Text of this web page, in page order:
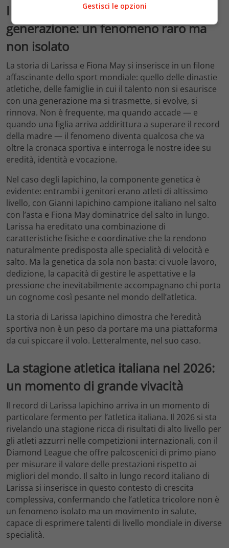
Il talento che passa di generazione in
generazione: un fenomeno raro ma
non isolato
La storia di Larissa e Fiona May si inserisce in un filone
affascinante dello sport mondiale: quello delle dinastie
atletiche, delle famiglie in cui il talento non si esaurisce
con una generazione ma si trasmette, si evolve, si
rinnova. Non è frequente, ma quando accade — e
quando una figlia arriva addirittura a superare il record
della madre — il fenomeno diventa qualcosa che va
oltre la cronaca sportiva e interroga le nostre idee su
eredità, identità e vocazione.
Nel caso degli Iapichino, la componente genetica è
evidente: entrambi i genitori erano atleti di altissimo
livello, con Gianni Iapichino campione italiano nel salto
con l’asta e Fiona May dominatrice del salto in lungo.
Larissa ha ereditato una combinazione di
caratteristiche fisiche e coordinative che la rendono
naturalmente predisposta alle specialità di velocità e
salto. Ma la genetica da sola non basta: ci vuole lavoro,
dedizione, la capacità di gestire le aspettative e la
pressione che inevitabilmente accompagnano chi porta
un cognome così pesante nel mondo dell’atletica.
La storia di Larissa Iapichino dimostra che l’eredità
sportiva non è un peso da portare ma una piattaforma
da cui spiccare il volo. Letteralmente, nel suo caso.
La stagione atletica italiana nel 2026:
un momento di grande vivacità
Il record di Larissa Iapichino arriva in un momento di
particolare fermento per l’atletica italiana. Il 2026 si sta
rivelando una stagione ricca di risultati di alto livello per
gli atleti azzurri nelle competizioni internazionali, con il
Diamond League che offre palcoscenici di primo piano
per misurare il valore delle prestazioni rispetto ai
migliori del mondo. Il salto in lungo record italiano di
Larissa si inserisce in questo contesto di crescita
complessiva, confermando che l’atletica tricolore non è
un fenomeno isolato ma un movimento in salute,
capace di esprimere talenti di livello mondiale in diverse
specialità.
Gestisci le opzioni